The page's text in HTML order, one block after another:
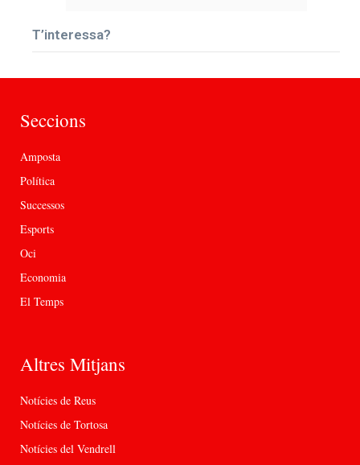
T’interessa?
Seccions
Amposta
Política
Successos
Esports
Oci
Economia
El Temps
Altres Mitjans
Notícies de Reus
Notícies de Tortosa
Notícies del Vendrell